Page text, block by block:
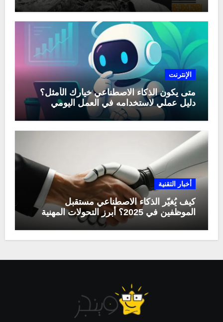
الإنترنت
متى يكون الذكاء الاصطناعي خيارك الأمثل؟
دليل عملي لاستخدامه في العمل اليومي
أخبار التقنية
كيف يُغيّر الذكاء الاصطناعي مستقبل
الموظفين في 2025؟ أبرز التحولات المهنية